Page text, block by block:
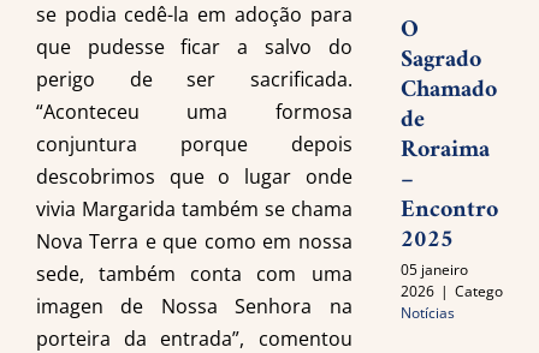
se podia cedê-la em adoção para
que pudesse ficar a salvo do
perigo de ser sacrificada.
“Aconteceu uma formosa
conjuntura porque depois
descobrimos que o lugar onde
vivia Margarida também se chama
Nova Terra e que como em nossa
sede, também conta com uma
imagen de Nossa Senhora na
porteira da entrada”, comentou
O
Sagrado
Chamado
de
Roraima
–
Encontro
2025
05 janeiro
2026 | Categories:
Notícias